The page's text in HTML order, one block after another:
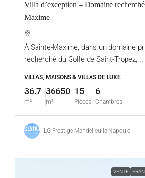
Villa d’exception – Domaine
Maxime
À Sainte-Maxime, dans un domaine
recherché du Golfe de Saint-Tropez,...
VILLAS, MAISONS & VILLAS DE LUXE
36.7
m²
36650
m²
15
Pièces
6
Chambres
LG Prestige Mandelieu-la-Napoule
VENTE